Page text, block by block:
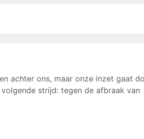
achter ons, maar onze inzet gaat
strijd: tegen de afbraak van